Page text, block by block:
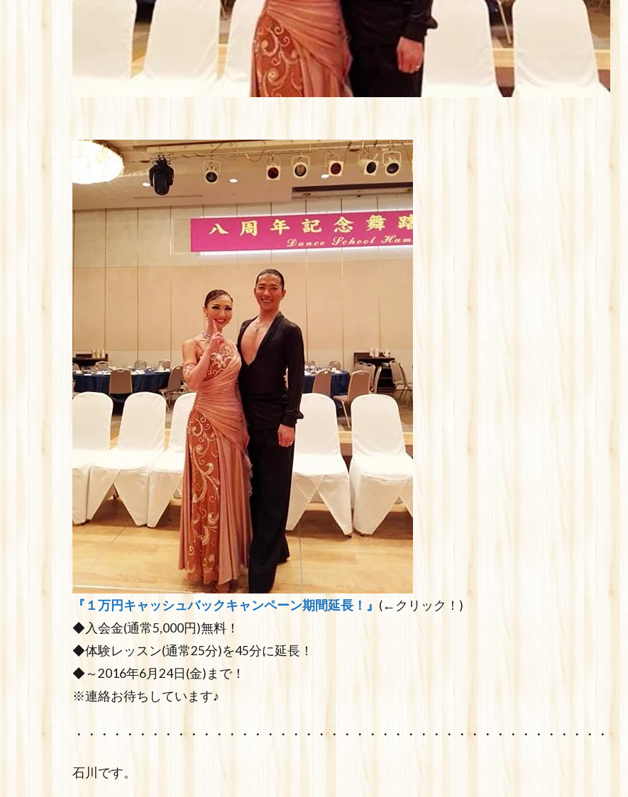
『１万円キャッシュバックキャンペーン期間延長！』 (←クリック！)
◆入会金(通常5,000円)無料！
◆体験レッスン(通常25分)を45分に延長！
◆～2016年6月24日(金)まで！
※連絡お待ちしています♪
・・・・・・・・・・・・・・・・・・・・・・・・・・・・・・・・・・・・・・・・・・
石川です。